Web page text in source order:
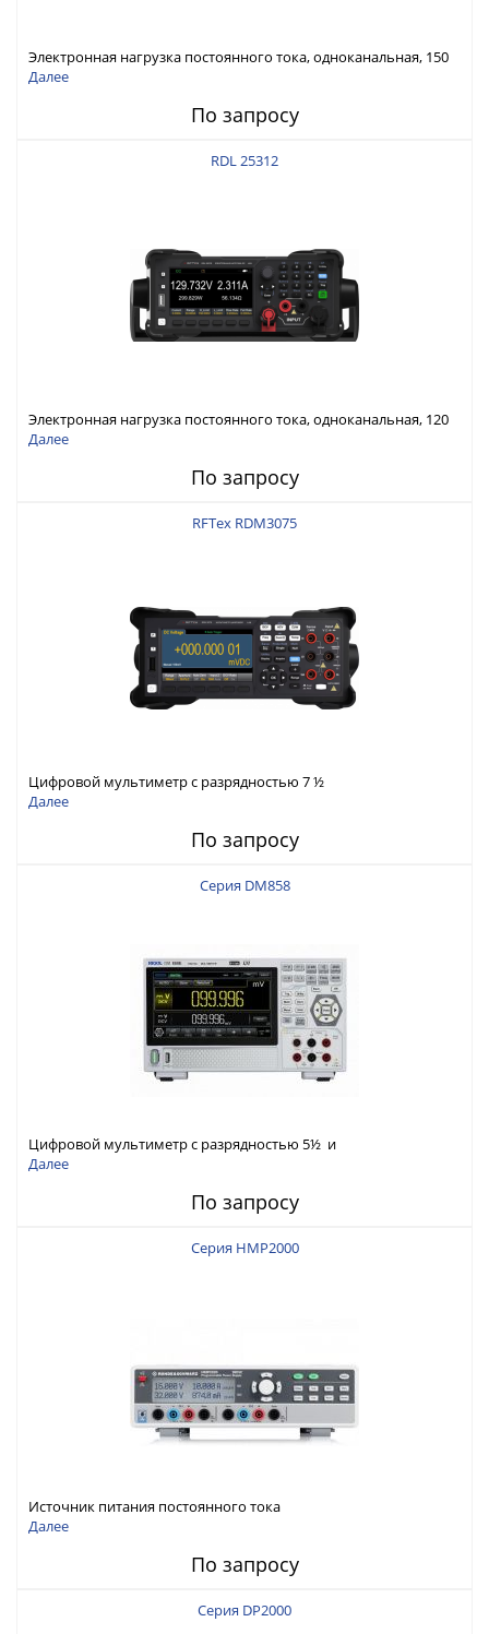
Электронная нагрузка постоянного тока, одноканальная, 150
В, 30 А, 300 Вт
Далее
По запросу
RDL 25312
Электронная нагрузка постоянного тока, одноканальная, 120
В, 60 А, 300 Вт
Далее
По запросу
RFTex RDM3075
Цифровой мультиметр с разрядностью 7 ½
Далее
По запросу
Серия DM858
Цифровой мультиметр с разрядностью 5½ и
интерфейсами USB-device, USB-host, LAN и Web control
Далее
По запросу
Серия HMP2000
Источник питания постоянного тока
Далее
По запросу
Серия DP2000